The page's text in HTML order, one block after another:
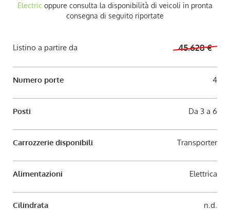
VEICOLI CON ECOBONUS
ACQUISTIAMO USATO
ASSISTENZA
CONTATTI
Electric oppure consulta la disponibilità di veicoli in pronta
consegna di seguito riportate
Listino a partire da 45.628 €
Numero porte 4
Posti Da 3 a 6
Carrozzerie disponibili Transporter
Alimentazioni Elettrica
Cilindrata n.d.